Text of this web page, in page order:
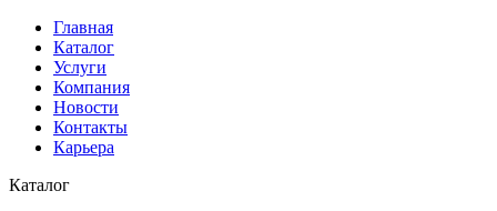
Главная
Каталог
Услуги
Компания
Новости
Контакты
Карьера
Каталог